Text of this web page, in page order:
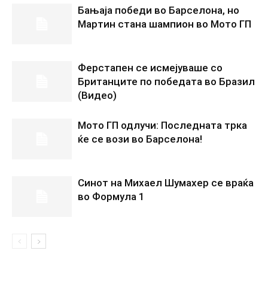
Бањаја победи во Барселона, но
Мартин стана шампион во Мото ГП
Ферстапен се исмејуваше со
Британците по победата во Бразил
(Видео)
Мото ГП одлучи: Последната трка
ќе се вози во Барселона!
Синот на Михаел Шумахер се враќа
во Формула 1